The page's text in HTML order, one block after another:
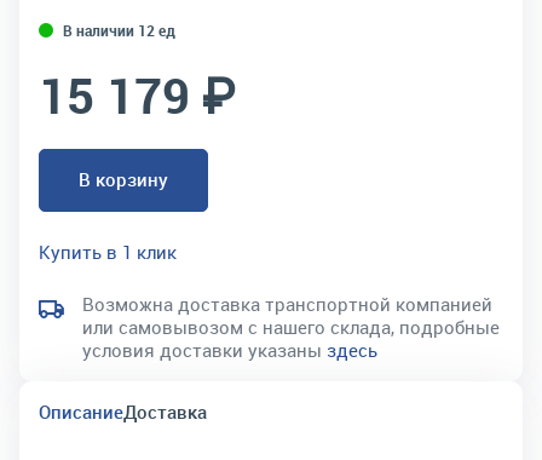
В наличии 12 ед
15 179 ₽
В корзину
Купить в 1 клик
Возможна доставка транспортной компанией
или самовывозом с нашего склада, подробные
условия доставки указаны здесь
ОписаниеДоставка